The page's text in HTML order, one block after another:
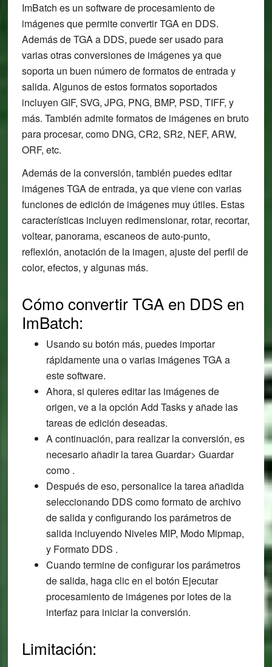
ImBatch es un software de procesamiento de
imágenes que permite convertir TGA en DDS.
Además de TGA a DDS, puede ser usado para
varias otras conversiones de imágenes ya que
soporta un buen número de formatos de entrada y
salida. Algunos de estos formatos soportados
incluyen GIF, SVG, JPG, PNG, BMP, PSD, TIFF, y
más. También admite formatos de imágenes en bruto
para procesar, como DNG, CR2, SR2, NEF, ARW,
ORF, etc.
Además de la conversión, también puedes editar
imágenes TGA de entrada, ya que viene con varias
funciones de edición de imágenes muy útiles. Estas
características incluyen redimensionar, rotar, recortar,
voltear, panorama, escaneos de auto-punto,
reflexión, anotación de la imagen, ajuste del perfil de
color, efectos, y algunas más.
Cómo convertir TGA en DDS en
ImBatch:
Usando su botón más, puedes importar
rápidamente una o varias imágenes TGA a
este software.
Ahora, si quieres editar las imágenes de
origen, ve a la opción Add Tasks y añade las
tareas de edición deseadas.
A continuación, para realizar la conversión, es
necesario añadir la tarea Guardar> Guardar
como .
Después de eso, personalice la tarea añadida
seleccionando DDS como formato de archivo
de salida y configurando los parámetros de
salida incluyendo Niveles MIP, Modo Mipmap,
y Formato DDS .
Cuando termine de configurar los parámetros
de salida, haga clic en el botón Ejecutar
procesamiento de imágenes por lotes de la
interfaz para iniciar la conversión.
Limitación: